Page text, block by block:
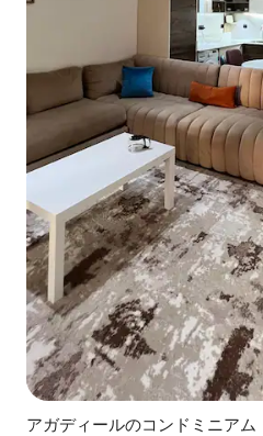
アガディールのコンドミニアム